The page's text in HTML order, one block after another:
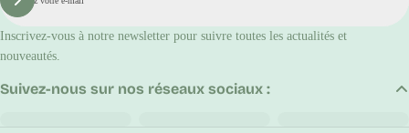
S'inscrire
Inscrivez-vous à notre newsletter pour suivre toutes les actualités et
nouveautés.
Suivez-nous sur nos réseaux sociaux :